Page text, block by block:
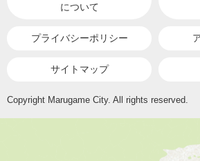
について
プライバシーポリシー
サイトマップ
Copyright Marugame City. All rights reserved.